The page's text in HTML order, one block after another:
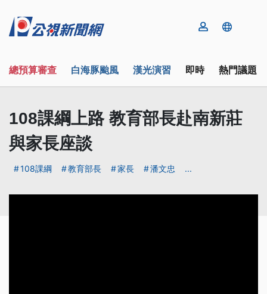
總預算審查 白海豚颱風 漢光演習 即時 熱門議題
108課綱上路 教育部長赴南新莊
與家長座談
108課綱 教育部長 家長 潘文忠 ...